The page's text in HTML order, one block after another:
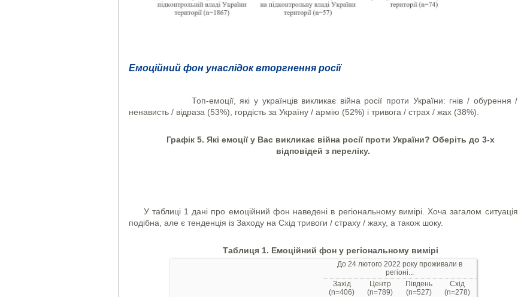
Емоційний фон унаслідок вторгнення росії
Топ-емоції, які у українців викликає війна росії проти України: гнів / обурення /
ненависть / відраза (53%), гордість за Україну / армію (52%) і тривога / страх / жах (38%).
Графік 5. Які емоції у Вас викликає війна росії проти України? Оберіть до 3-х
відповідей з переліку.
У таблиці 1 дані про емоційний фон наведені в регіональному вимірі. Хоча загалом ситуація
подібна, але є тенденція із Заходу на Схід тривоги / страху / жаху, а також шоку.
Таблиця 1. Емоційний фон у регіональному вимірі
До 24 лютого 2022 року проживали в
регіоні...
Захід
(n=406)
Центр
(n=789)
Південь
(n=527)
Схід
(n=278)